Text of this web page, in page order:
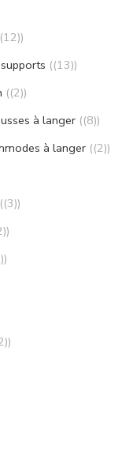
(12)
(13)
(2)
à langer (8)
à langer (2)
(3)